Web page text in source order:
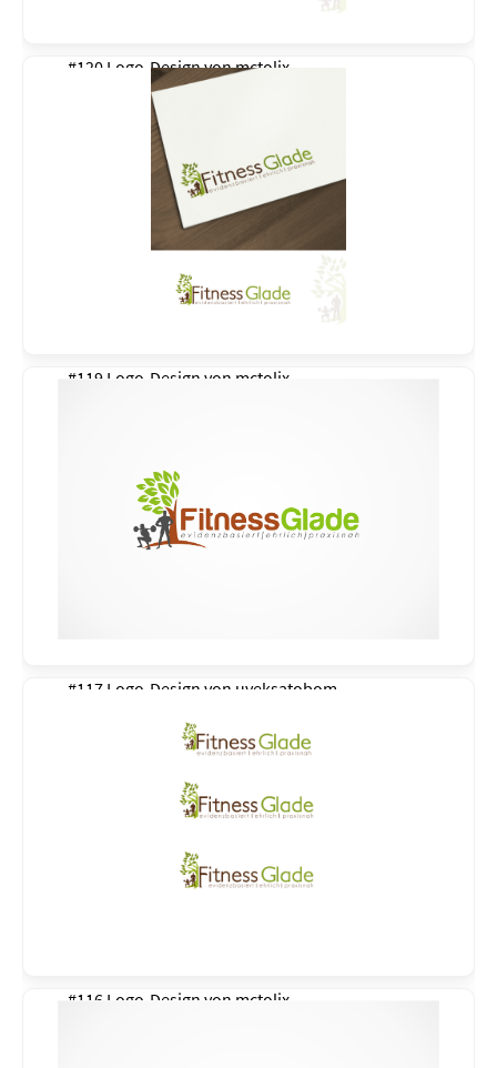
#120 Logo-Design vonmctolix
#119 Logo-Design von mctolix
#117 Logo-Design von uveksatobom
#116 Logo-Design von mctolix